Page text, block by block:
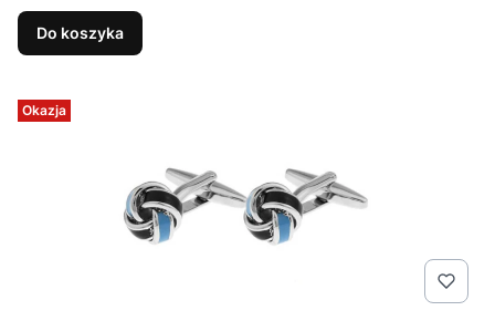
Do koszyka
Okazja